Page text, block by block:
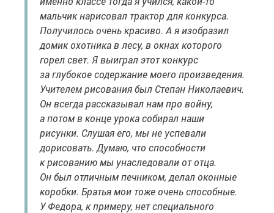
мальчик нарисовал трактор для конкурса.
Получилось очень красиво. А я изобразил
домик охотника в лесу, в окнах которого
горел свет. Я выиграл этот конкурс
за глубокое содержание моего произведения.
Учителем рисования был Степан Николаевич.
Он всегда рассказывал нам про войну,
а потом в конце урока собирал наши
рисунки. Слушая его, мы не успевали
дорисовать. Думаю, что способности
к рисованию мы унаследовали от отца.
Он был отличным печником, делал оконные
коробки. Братья мои тоже очень способные.
У Федора, к примеру, нет специального